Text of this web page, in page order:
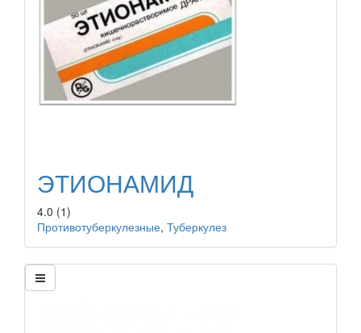
ЭТИОНАМИД
4.0 (1)
Противотуберкулезные, Туберкулез